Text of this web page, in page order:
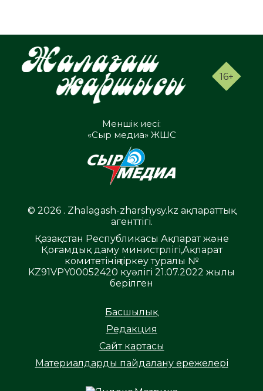
16+
Меншік иесі:
«Сыр медиа» ЖШС
© 2026 . Zhalagash-zharshysy.kz ақпараттық
агенттігі.
Қазақстан Республикасы Ақпарат және
Қоғамдық даму министрлігі,Ақпарат
комитетінің тіркеу туралы №
KZ91VPY00052420 куәлігі 21.07.2022 жылы
берілген
Басшылық
Редакция
Сайт картасы
Материалдарды пайдалану ережелері